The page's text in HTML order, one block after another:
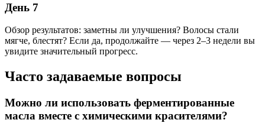
День 7
Обзор результатов: заметны ли улучшения? Волосы стали
мягче, блестят? Если да, продолжайте — через 2–3 недели вы
увидите значительный прогресс.
Часто задаваемые вопросы
Можно ли использовать ферментированные
масла вместе с химическими красителями?